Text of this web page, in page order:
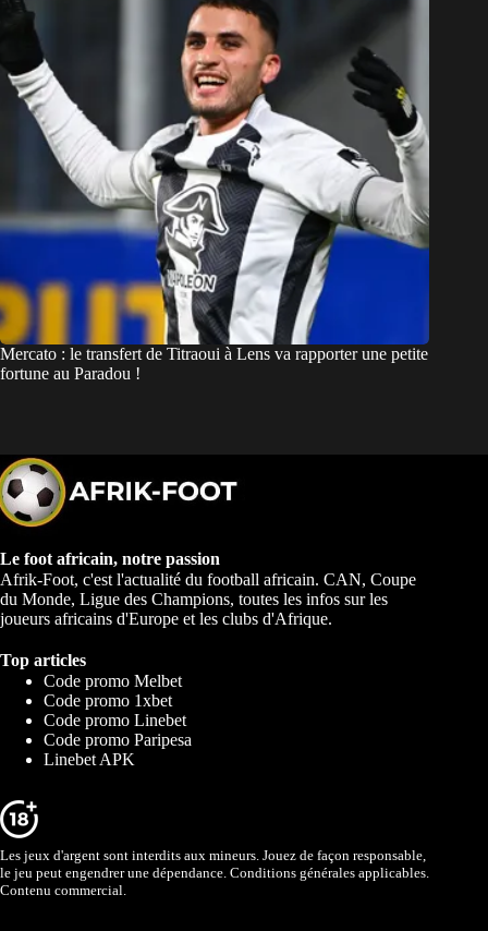
Mercato : le transfert de Titraoui à Lens va rapporter une petite
fortune au Paradou !
Le foot africain, notre passion
Afrik-Foot, c'est l'actualité du football africain. CAN, Coupe
du Monde, Ligue des Champions, toutes les infos sur les
joueurs africains d'Europe et les clubs d'Afrique.
Top articles
Code promo Melbet
Code promo 1xbet
Code promo Linebet
Code promo Paripesa
Linebet APK
Les jeux d'argent sont interdits aux mineurs. Jouez de façon responsable,
le jeu peut engendrer une dépendance. Conditions générales applicables.
Contenu commercial.